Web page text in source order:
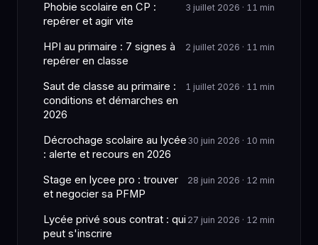
Phobie scolaire en CP :
repérer et agir vite
3 juillet 2026 · 11 min
HPI au primaire : 7 signes à
repérer en classe
2 juillet 2026 · 11 min
Saut de classe au primaire :
conditions et démarches en
2026
1 juillet 2026 · 11 min
Décrochage scolaire au lycée
: alerte et recours en 2026
30 juin 2026 · 10 min
Stage en lycee pro : trouver
et negocier sa PFMP
28 juin 2026 · 12 min
Lycée privé sous contrat : qui
peut s'inscrire
27 juin 2026 · 12 min